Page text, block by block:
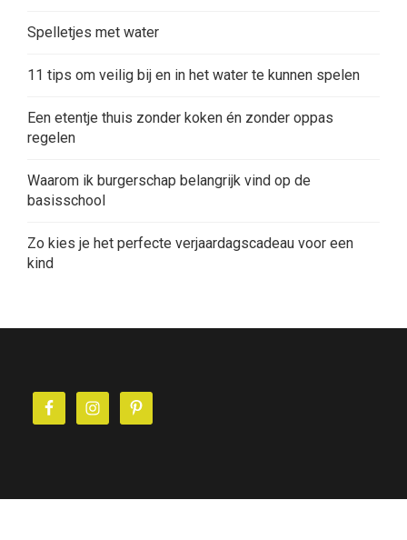
Spelletjes met water
11 tips om veilig bij en in het water te kunnen spelen
Een etentje thuis zonder koken én zonder oppas
regelen
Waarom ik burgerschap belangrijk vind op de
basisschool
Zo kies je het perfecte verjaardagscadeau voor een
kind